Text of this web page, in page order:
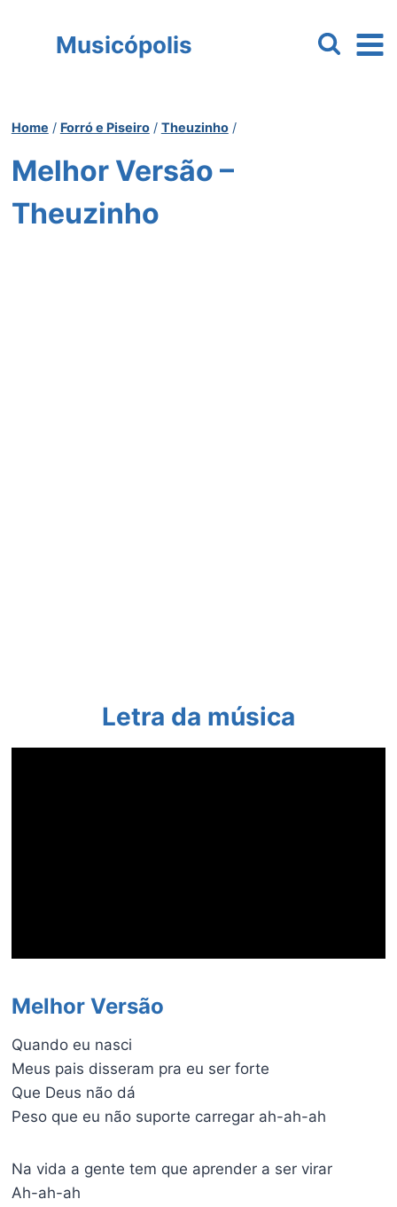
Musicópolis
Home / Forró e Piseiro / Theuzinho /
Melhor Versão –
Theuzinho
Letra da música
Melhor Versão
Quando eu nasci
Meus pais disseram pra eu ser forte
Que Deus não dá
Peso que eu não suporte carregar ah-ah-ah
Na vida a gente tem que aprender a ser virar
Ah-ah-ah